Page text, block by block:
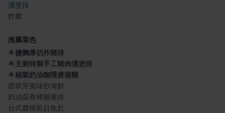
漢堡排
炸雞
推薦菜色
🌟鹽麴厚切炸豬排
🌟主廚特製手工豬肉漢堡排
🌟秘製奶油咖哩唐揚雞
西班牙風味炒海鮮
奶油蒜香烤雞腿排
台式醬燒虱目魚肚